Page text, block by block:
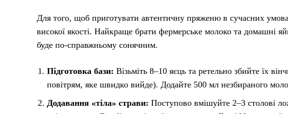
Для того, щоб приготувати автентичну пряженю в сучасних
високої якості. Найкраще брати фермерське молоко та домашні
буде по-справжньому сонячним.
Підготовка бази: Візьміть 8–10 яєць та ретельно збийте їх
повітрям, яке швидко вийде). Додайте 500 мл незбираного
Додавання «тіла» страви: Поступово вмішуйте 2–3 столові